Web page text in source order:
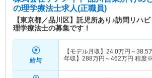
の理学療法士求人(正職員)
【東京都／品川区】託児所あり♪訪問リハ
理学療法士の募集です！
給与
【モデル月収】 24.0万円～38.5
年収】 288万円～462万円 程度